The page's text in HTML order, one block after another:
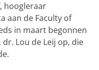
hoogleraar
aan de Faculty of
in maart begonnen
Lou de Leij op, die